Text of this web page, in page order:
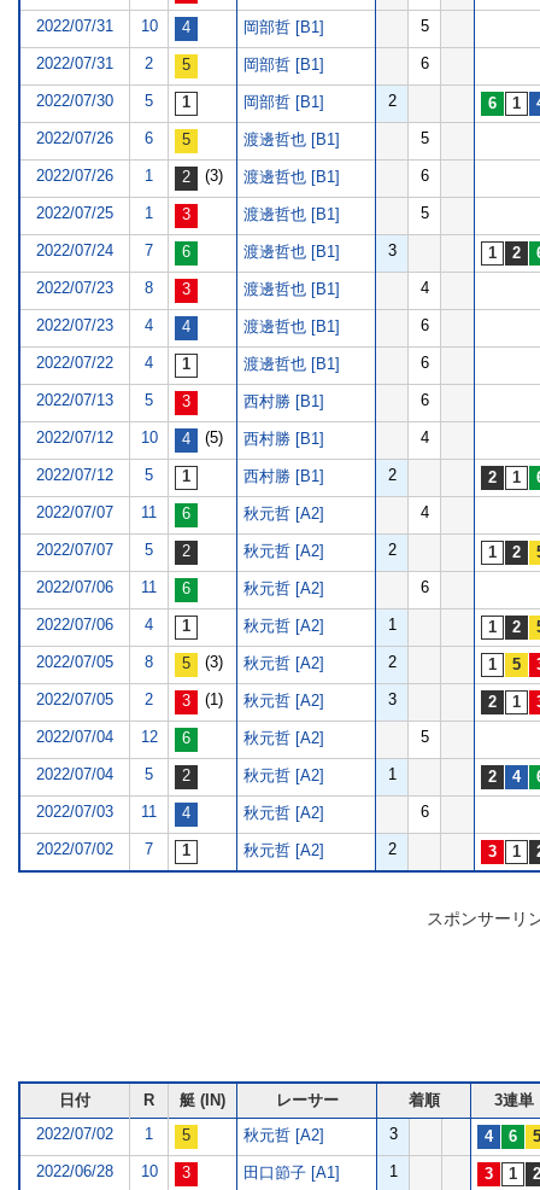
2022/07/31 10 岡部哲 [B1] 5
2022/07/31 2 岡部哲 [B1] 6
2022/07/30 5 岡部哲 [B1] 2
2022/07/26 6 渡邊哲也 [B1] 5
2022/07/26 1 (3) 渡邊哲也 [B1] 6
2022/07/25 1 渡邊哲也 [B1] 5
2022/07/24 7 渡邊哲也 [B1] 3
2022/07/23 8 渡邊哲也 [B1] 4
2022/07/23 4 渡邊哲也 [B1] 6
2022/07/22 4 渡邊哲也 [B1] 6
2022/07/13 5 西村勝 [B1] 6
2022/07/12 10 (5) 西村勝 [B1] 4
2022/07/12 5 西村勝 [B1] 2
2022/07/07 11 秋元哲 [A2] 4
2022/07/07 5 秋元哲 [A2] 2
2022/07/06 11 秋元哲 [A2] 6
2022/07/06 4 秋元哲 [A2] 1
2022/07/05 8 (3) 秋元哲 [A2] 2
2022/07/05 2 (1) 秋元哲 [A2] 3
2022/07/04 12 秋元哲 [A2] 5
2022/07/04 5 秋元哲 [A2] 1
2022/07/03 11 秋元哲 [A2] 6
2022/07/02 7 秋元哲 [A2] 2
スポンサーリ
日付 R 艇 (IN) レーサー 着順
3連単
2022/07/02
1 秋元哲 [A2] 3
2022/06/28 10 田口節子 [A1] 1